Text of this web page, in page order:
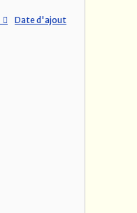
Date d'ajout